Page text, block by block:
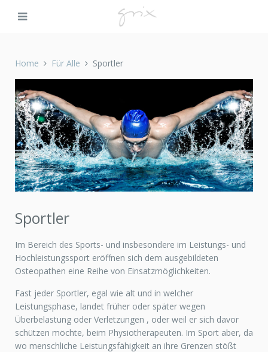
Home Für Alle Sportler
Sportler
Im Bereich des Sports- und insbesondere im Leistungs- und
Hochleistungssport eröffnen sich dem ausgebildeten
Osteopathen eine Reihe von Einsatzmöglichkeiten.
Fast jeder Sportler, egal wie alt und in welcher
Leistungsphase, landet früher oder später wegen
Überbelastung oder Verletzungen , oder weil er sich davor
schützen möchte, beim Physiotherapeuten. Im Sport aber, da
wo menschliche Leistungsfähigkeit an ihre Grenzen stößt